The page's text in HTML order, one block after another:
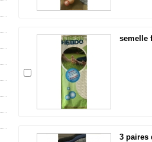
semelle
3 paires